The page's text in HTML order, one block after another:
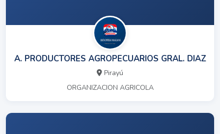
A. PRODUCTORES AGROPECUARIOS GRAL. DIAZ
Pirayú
ORGANIZACION AGRICOLA